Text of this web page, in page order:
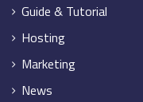
Guide & Tutorial
Hosting
Marketing
News